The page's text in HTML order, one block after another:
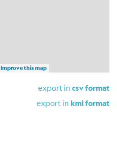
Improve this map
export in csv format
export in kml format